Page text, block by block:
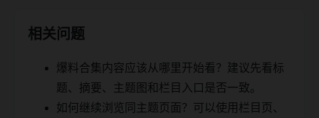
相关问题
爆料合集内容应该从哪里开始看？建议先看标
题、摘要、主题图和栏目入口是否一致。
如何继续浏览同主题页面？可以使用栏目页、